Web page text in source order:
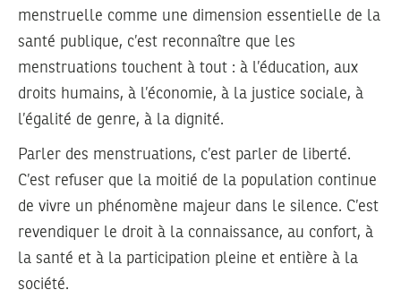
menstruelle comme une dimension essentielle de la
santé publique, c’est reconnaître que les
menstruations touchent à tout : à l’éducation, aux
droits humains, à l’économie, à la justice sociale, à
l’égalité de genre, à la dignité.
Parler des menstruations, c’est parler de liberté.
C’est refuser que la moitié de la population continue
de vivre un phénomène majeur dans le silence. C’est
revendiquer le droit à la connaissance, au confort, à
la santé et à la participation pleine et entière à la
société.